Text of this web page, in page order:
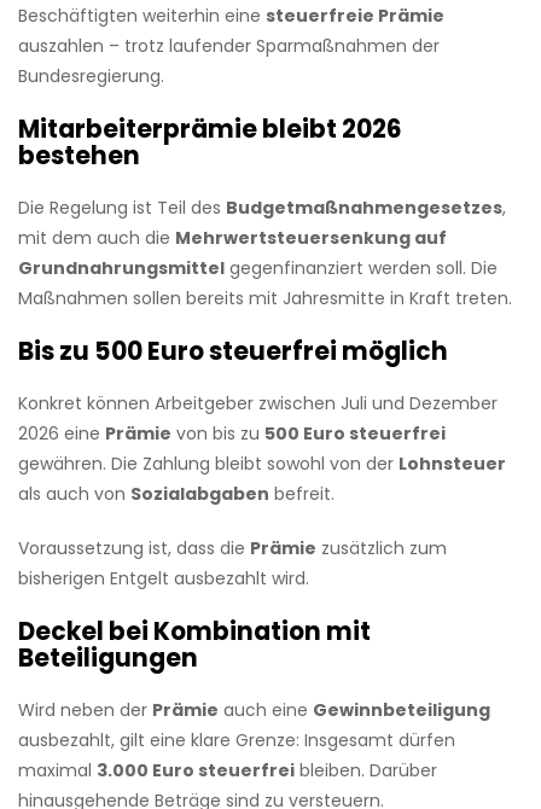
Beschäftigten weiterhin eine steuerfreie Prämie
auszahlen – trotz laufender Sparmaßnahmen der
Bundesregierung.
Mitarbeiterprämie bleibt 2026
bestehen
Die Regelung ist Teil des Budgetmaßnahmengesetzes,
mit dem auch die Mehrwertsteuersenkung auf
Grundnahrungsmittel gegenfinanziert werden soll. Die
Maßnahmen sollen bereits mit Jahresmitte in Kraft treten.
Bis zu 500 Euro steuerfrei möglich
Konkret können Arbeitgeber zwischen Juli und Dezember
2026 eine Prämie von bis zu 500 Euro steuerfrei
gewähren. Die Zahlung bleibt sowohl von der Lohnsteuer
als auch von Sozialabgaben befreit.
Voraussetzung ist, dass die Prämie zusätzlich zum
bisherigen Entgelt ausbezahlt wird.
Deckel bei Kombination mit
Beteiligungen
Wird neben der Prämie auch eine Gewinnbeteiligung
ausbezahlt, gilt eine klare Grenze: Insgesamt dürfen
maximal 3.000 Euro steuerfrei bleiben. Darüber
hinausgehende Beträge sind zu versteuern.